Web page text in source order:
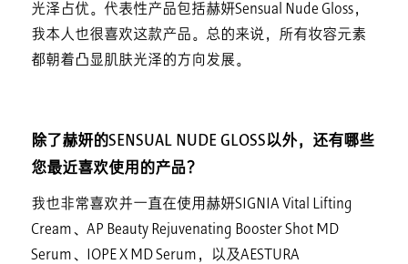
光泽占优。代表性产品包括赫妍Sensual Nude Gloss，
我本人也很喜欢这款产品。总的来说，所有妆容元素
都朝着凸显肌肤光泽的方向发展。
除了赫妍的SENSUAL NUDE GLOSS以外，还有哪些
您最近喜欢使用的产品？
我也非常喜欢并一直在使用赫妍SIGNIA Vital Lifting
Cream、AP Beauty Rejuvenating Booster Shot MD
Serum、IOPE X MD Serum，以及AESTURA